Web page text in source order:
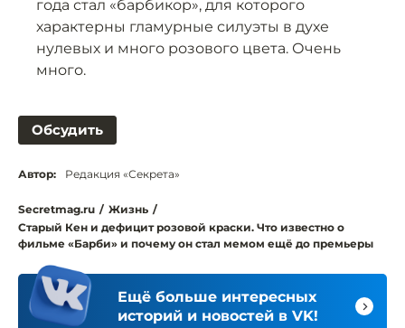
года стал «барбикор», для которого
характерны гламурные силуэты в духе
нулевых и много розового цвета. Очень
много.
Обсудить
Автор: Редакция «Секрета»
Secretmag.ru / Жизнь /
Старый Кен и дефицит розовой краски. Что известно о
фильме «Барби» и почему он стал мемом ещё до премьеры
Ещё больше интересных
историй и новостей в VK!